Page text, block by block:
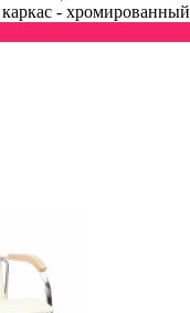
- хромированный